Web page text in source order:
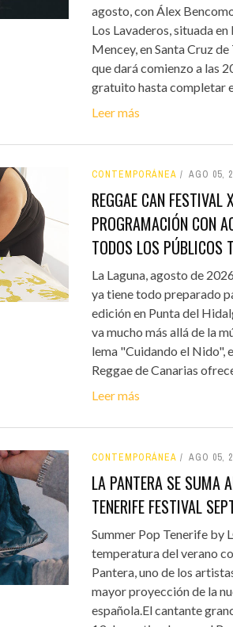
agosto, con Álex
Los Lavaderos, situada
Mencey, en Santa Cruz
que dará comienzo a las
gratuito hasta completar
Leer más
CONTEMPORÁNEA AGO 05,
REGGAE CAN
PROGRAMACIÓN CON
TODOS LOS PÚBLICOS
La Laguna, agosto de
ya tiene todo preparado
edición en Punta del
va mucho más allá de la
lema "Cuidando el Nido",
Reggae de Canarias
Leer más
CONTEMPORÁNEA AGO 05,
LA PANTERA SE SUMA
TENERIFE FESTIVAL
Summer Pop Tenerife by
temperatura del verano
Pantera, uno de los
mayor proyección de la
española.El cantante